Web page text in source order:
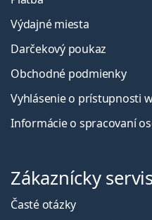
Výdajné miesta
Darčekový poukaz
Obchodné podmienky
Vyhlásenie o prístupnosti
Informácie o spracovaní
Zákaznícky servis
Časté otázky